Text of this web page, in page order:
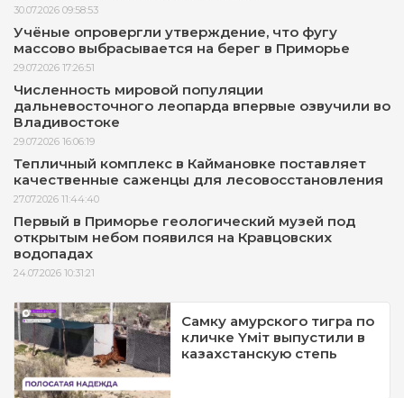
30.07.2026 09:58:53
Учёные опровергли утверждение, что фугу
массово выбрасывается на берег в Приморье
29.07.2026 17:26:51
Численность мировой популяции
дальневосточного леопарда впервые озвучили во
Владивостоке
29.07.2026 16:06:19
Тепличный комплекс в Каймановке поставляет
качественные саженцы для лесовосстановления
27.07.2026 11:44:40
Первый в Приморье геологический музей под
открытым небом появился на Кравцовских
водопадах
24.07.2026 10:31:21
Самку амурского тигра по
кличке Yмiт выпустили в
казахстанскую степь